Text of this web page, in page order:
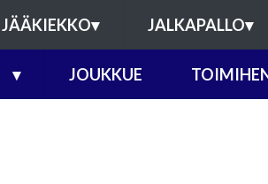
JÄÄKIEKKO▾ JALKAPALLO▾
▾ JOUKKUE